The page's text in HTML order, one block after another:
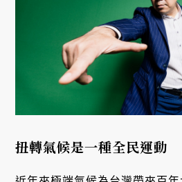
扭轉氣候是一種全民運動